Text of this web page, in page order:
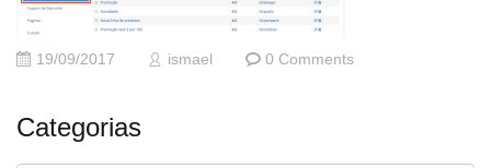
19/09/2017 ismael 0 Comments
Categorias